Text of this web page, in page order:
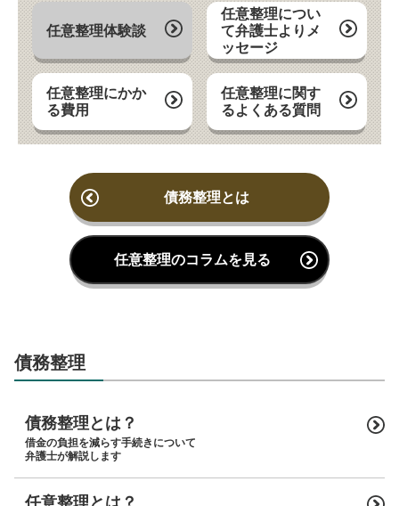
任意整理体験談
任意整理につい
て弁護士よりメ
ッセージ
任意整理にかか
る費用
任意整理に関す
るよくある質問
債務整理とは
任意整理のコラムを見る
債務整理
債務整理とは？
借金の負担を減らす手続きについて
弁護士が解説します